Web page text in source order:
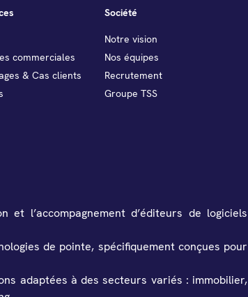
commerciales
& Cas clients
Société
Notre vision
Nos équipes
Recrutement
Groupe TSS
et l’accompagnement d’éditeurs de logiciels
de pointe, spécifiquement conçues pour
adaptées à des secteurs variés : immobilier,